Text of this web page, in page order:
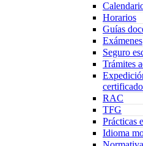
Horarios
Guías
Exámenes
Seguro
Trámites
RAC
TFG
Prácticas
Idioma